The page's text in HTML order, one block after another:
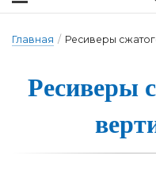
Главная / Ресиверы
Ресиве­ры